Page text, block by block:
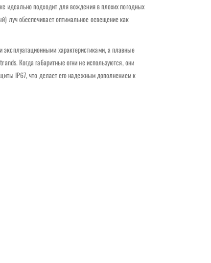
идеально подходит для вождения в плохих погодных
луч обеспечивает оптимальное освещение как
эксплуатационными характеристиками, а плавные
Когда габаритные огни не используются, они
IP67, что делает его надежным дополнением к